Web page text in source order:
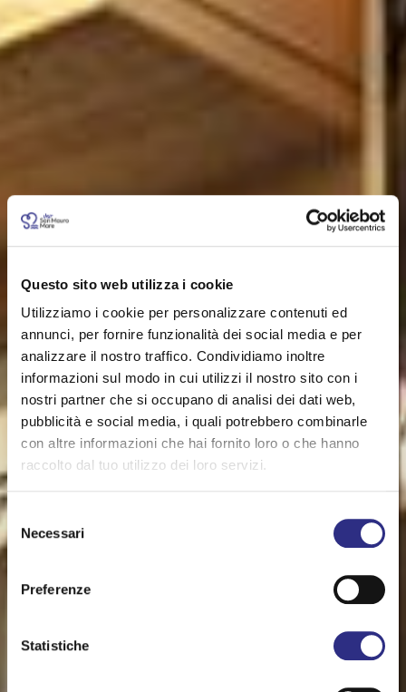
Questo sito web utilizza i cookie
Utilizziamo i cookie per personalizzare contenuti ed
annunci, per fornire funzionalità dei social media e per
analizzare il nostro traffico. Condividiamo inoltre
informazioni sul modo in cui utilizzi il nostro sito con i
nostri partner che si occupano di analisi dei dati web,
pubblicità e social media, i quali potrebbero combinarle
con altre informazioni che hai fornito loro o che hanno
raccolto dal tuo utilizzo dei loro servizi.
Selezione
delNecessari
Preferenze
Statistiche